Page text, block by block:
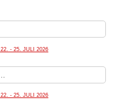
- 25. JULI 2026
- 25. JULI 2026